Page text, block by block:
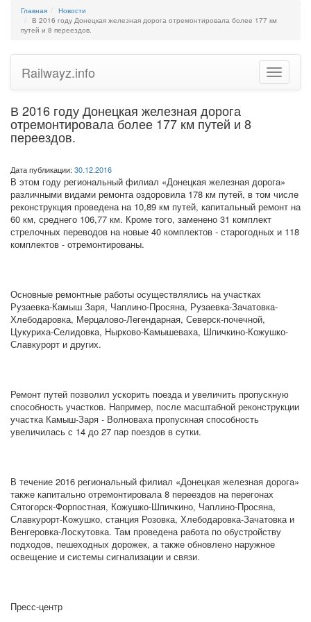
Главная
Новости
В 2016 году Донецкая железная дорога отремонтировала более 177 км
путей и 8 переездов.
Toggle
Railwayz.info
В 2016 году Донецкая железная дорога
отремонтировала более 177 км путей и 8
переездов.
Дата публикации: 30.12.2016
В этом году региональный филиал «Донецкая железная дорога»
различными видами ремонта оздоровила 178 км путей, в том числе
реконструкция проведена на 10,89 км путей, капитальный ремонт на
60 км, среднего 106,77 км. Кроме того, заменено 31 комплект
стрелочных переводов на новые 40 комплектов - старогодных и 118
комплектов - отремонтированы.
Основные ремонтные работы осуществлялись на участках
Рузаевка-Камыш Заря, Чаплино-Просяна, Рузаевка-Зачатовка-
Хлебодаровка, Мерцалово-Легендарная, Северск-почечной,
Цукуриха-Селидовка, Нырково-Камышеваха, Шпичкино-Кожушко-
Славкурорт и других.
Ремонт путей позволил ускорить поезда и увеличить пропускную
способность участков. Например, после масштабной реконструкции
участка Камыш-Заря - Волноваха пропускная способность
увеличилась с 14 до 27 пар поездов в сутки.
В течение 2016 региональный филиал «Донецкая железная дорога»
также капитально отремонтировала 8 переездов на перегонах
Сятогорск-Форпостная, Кожушко-Шпичкино, Чаплино-Просяна,
Славкурорт-Кожушко, станция Розовка, Хлебодаровка-Зачатовка и
Венгеровка-Лоскутовка. Там проведена работа по обустройству
подходов, пешеходных дорожек, а также обновлено наружное
освещение и системы сигнализации и связи.
Пресс-центр